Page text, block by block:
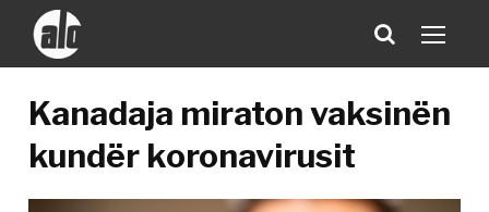
Kanadaja miraton vaksinën
kundër koronavirusit